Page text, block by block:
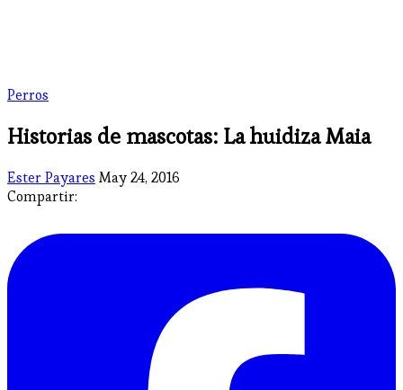
Perros
Historias de mascotas: La huidiza Maia
Ester Payares May 24, 2016
Compartir: